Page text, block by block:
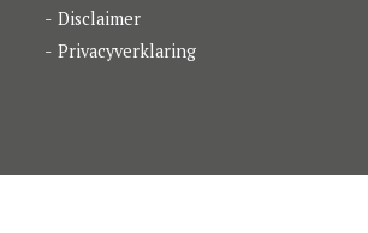
Disclaimer
Privacyverklaring